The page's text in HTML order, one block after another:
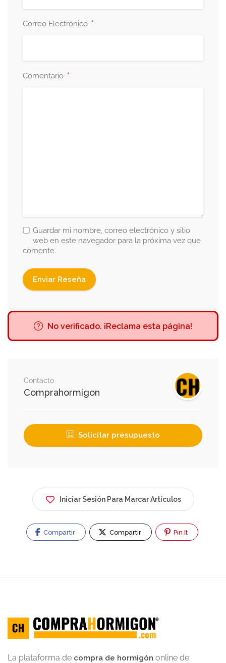
Correo Electrónico *
Comentario *
Guardar mi nombre, correo electrónico y sitio
web en este navegador para la próxima vez que
comente.
No verificado. ¡Reclama esta página!
Contacto
Comprahormigon
Solicitar presupuesto
Iniciar Sesión Para Marcar Artículos
Compartir Compartir Pin It
La plataforma de compra de hormigón online de